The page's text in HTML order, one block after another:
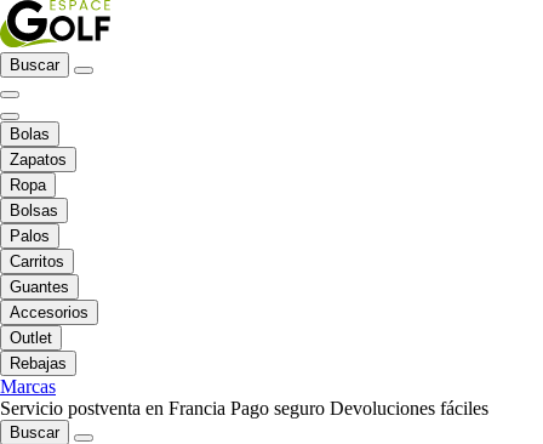
Buscar
Bolas
Zapatos
Ropa
Bolsas
Palos
Carritos
Guantes
Accesorios
Outlet
Rebajas
Marcas
Servicio postventa en Francia Pago seguro Devoluciones fáciles
Buscar